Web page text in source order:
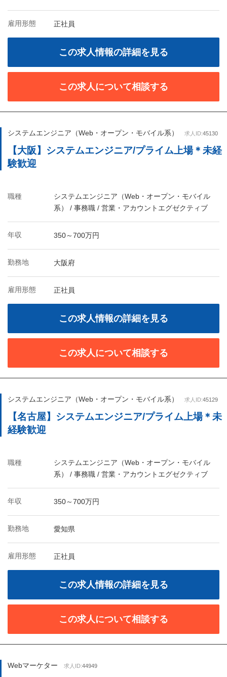
雇用形態 正社員
この求人情報の詳細を見る
この求人について相談する
システムエンジニア（Web・オープン・モバイル系） 求人ID:45130
【大阪】システムエンジニア/プライム上場＊未経
験歓迎
職種
システムエンジニア（Web・オープン・モバイル
系） / 事務職 / 営業・アカウントエグゼクティブ
年収 350～700万円
勤務地 大阪府
雇用形態 正社員
この求人情報の詳細を見る
この求人について相談する
システムエンジニア（Web・オープン・モバイル系） 求人ID:45129
【名古屋】システムエンジニア/プライム上場＊未
経験歓迎
職種
システムエンジニア（Web・オープン・モバイル
系） / 事務職 / 営業・アカウントエグゼクティブ
年収 350～700万円
勤務地 愛知県
雇用形態 正社員
この求人情報の詳細を見る
この求人について相談する
Webマーケター 求人ID:44949